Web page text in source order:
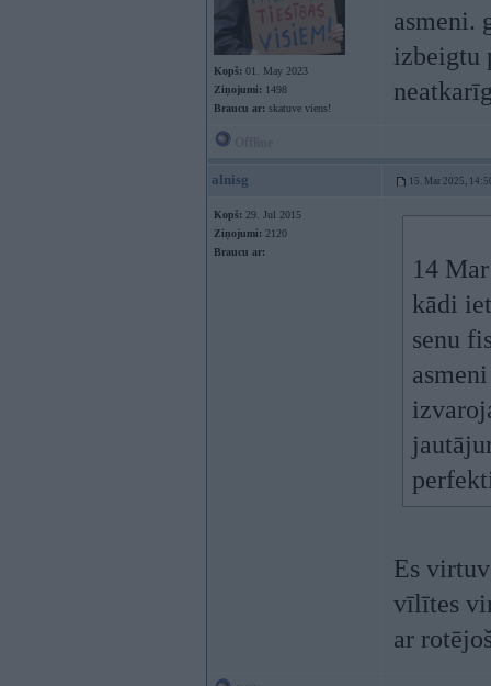
Kopš: 01. May 2023
Ziņojumi: 1498
Braucu ar: skatuve viens!
asmeni.
izbeigtu
alnisg 15. Mar 2025,
Kopš: 29. Jul 2015
Ziņojumi: 2120
Braucu ar:
14
kādi
senu
Es
vīlītes
ar